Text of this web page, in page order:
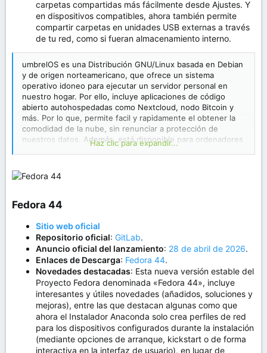
carpetas compartidas más fácilmente desde Ajustes. Y
en dispositivos compatibles, ahora también permite
compartir carpetas en unidades USB externas a través
de tu red, como si fueran almacenamiento interno.
umbrelOS es una Distribución GNU/Linux basada en Debian
y de origen norteamericano, que ofrece un sistema
operativo idoneo para ejecutar un servidor personal en
nuestro hogar. Por ello, incluye aplicaciones de código
abierto autohospedadas como Nextcloud, nodo Bitcoin y
más. Por lo que, permite facil y rapidamente el obtener la
comodidad de la nube, sin renunciar a protección de
nuestros datos. Además, está disponible para ordenadores
estándar de 64 bits y Raspberry Pi. Y cuenta con una
línea con una amplia gama de aplicaciones, desde
alojamiento web, productividad y finanzas hasta
artificial, desarrollo y minería de Bitcoin.
Haz clic para expandir...
Fedora 44​
Sitio web oficial
Repositorio oficial: GitLab.
Anuncio oficial del lanzamiento: 28 de abril de 2026.
Enlaces de Descarga: Fedora 44.
Novedades destacadas: Esta nueva versión estable del
Proyecto Fedora denominada «Fedora 44», incluye
interesantes y útiles novedades (añadidos, soluciones y
mejoras), entre las que destacan algunas como que
ahora el Instalador Anaconda solo crea perfiles de red
para los dispositivos configurados durante la instalación
(mediante opciones de arranque, kickstart o de forma
interactiva en la interfaz de usuario), en lugar de